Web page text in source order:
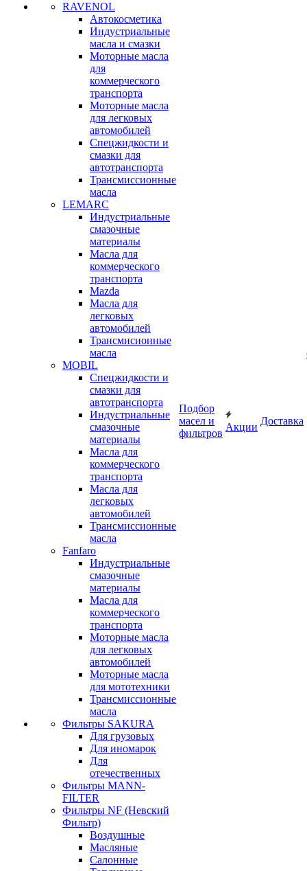
RAVENOL
Автокосметика
Индустриальные
масла и смазки
Моторные масла
для
коммерческого
транспорта
Моторные масла
для легковых
автомобилей
Спецжидкости и
смазки для
автотранспорта
Трансмиссионные
масла
LEMARC
Индустриальные
смазочные
материалы
Масла для
коммерческого
транспорта
Mazda
Масла для
легковых
автомобилей
Трансмисионные
масла
MOBIL
Cпецжидкости и
смазки для
автотранспорта
Индустриальные
смазочные
материалы
Масла для
коммерческого
транспорта
Масла для
легковых
автомобилей
Трансмиссионные
масла
Fanfaro
Индустриальные
смазочные
материалы
Масла для
коммерческого
транспорта
Моторные масла
для легковых
автомобилей
Моторные масла
для мототехники
Трансмиссионные
масла
Фильтры SAKURA
Для грузовых
Для иномарок
Для
отечественных
Фильтры MANN-
FILTER
Фильтры NF (Невский
Фильтр)
Воздушные
Масляные
Салонные
Подбор
масел и
фильтров
Акции
Доставка